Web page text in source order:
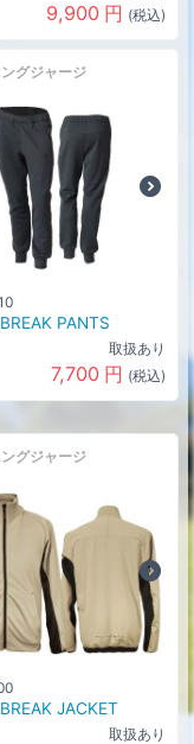
9,900 円 (税込)
ングジャージ
PANTS
取扱あり
7,700 円 (税込)
ングジャージ
JACKET
取扱あり